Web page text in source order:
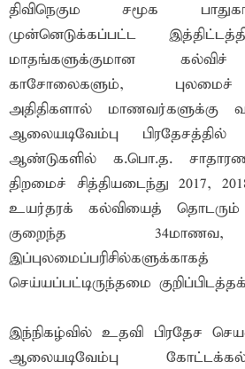
திவிநெகும சமூக
முன்னெடுக்கப்பட்ட
மாதங்களுக்குமான கல்விச்
காசோலைகளும், புலமைச்
அதிதிகளால் மாணவர்களுக்கு
ஆலையடிவேம்பு
ஆண்டுகளில் க.பொ.த.
திறமைச் சித்தியடைந்து 2017,
உயர்தரக் கல்வியைத் தொடரும்
குறைந்த
செய்யப்பட்டிருந்தமை
இந்நிகழ்வில் உதவி பிரதேச
ஆலையடிவேம்பு